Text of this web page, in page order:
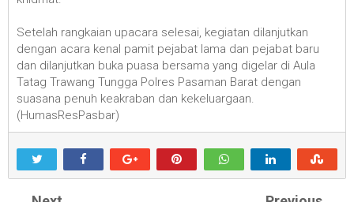
Setelah rangkaian upacara selesai, kegiatan dilanjutkan
dengan acara kenal pamit pejabat lama dan pejabat baru
dan dilanjutkan buka puasa bersama yang digelar di Aula
Tatag Trawang Tungga Polres Pasaman Barat dengan
suasana penuh keakraban dan kekeluargaan.
(HumasResPasbar)